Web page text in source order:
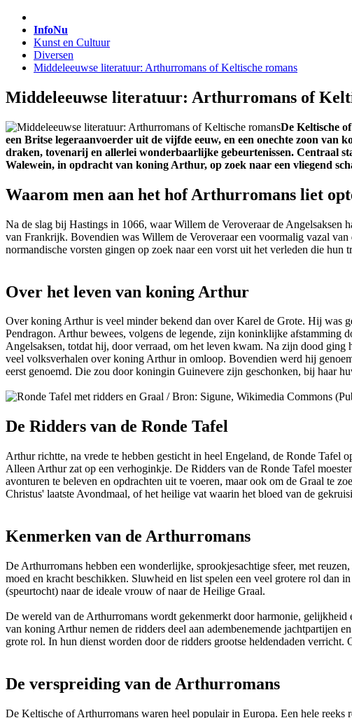
InfoNu
Kunst en Cultuur
Diversen
Middeleeuwse literatuur: Arthurromans of Keltische romans
Middeleeuwse literatuur: Arthurromans of
De Keltische
een Britse legeraanvoerder uit de vijfde eeuw, en een onechte zoon van
draken, tovenarij en allerlei wonderbaarlijke gebeurtenissen. Centraal
Walewein, in opdracht van koning Arthur, op zoek naar een vliegend
Waarom men aan het hof Arthurromans liet
Na de slag bij Hastings in 1066, waar Willem de Veroveraar de
van Frankrijk. Bovendien was Willem de Veroveraar een voormalig vazal
normandische vorsten gingen op zoek naar een vorst uit het verleden die
Over het leven van koning Arthur
Over koning Arthur is veel minder bekend dan over Karel de Grote. Hij was
Pendragon. Arthur bewees, volgens de legende, zijn koninklijke afstamming
Angelsaksen, totdat hij, door verraad, om het leven kwam. Na zijn dood
veel volksverhalen over koning Arthur in omloop. Bovendien werd hij
eerst genoemd. Die zou door koningin Guinevere zijn geschonken, bij haar
De Ridders van de Ronde Tafel
Arthur richtte, na vrede te hebben gesticht in heel Engeland, de Ronde Tafel
Alleen Arthur zat op een verhoginkje. De Ridders van de Ronde Tafel
avonturen te beleven en opdrachten uit te voeren, maar ook om de Graal te
Christus' laatste Avondmaal, of het heilige vat waarin het bloed van de
Kenmerken van de Arthurromans
De Arthurromans hebben een wonderlijke, sprookjesachtige sfeer, met
moed en kracht beschikken. Sluwheid en list spelen een veel grotere rol dan
(speurtocht) naar de ideale vrouw of naar de Heilige Graal.
De wereld van de Arthurromans wordt gekenmerkt door harmonie,
van koning Arthur nemen de ridders deel aan adembenemende jachtpartijen
grote rol. In hun dienst worden door de ridders grootse heldendaden
De verspreiding van de Arthurromans
De Keltische of Arthurromans waren heel populair in Europa. Een hele